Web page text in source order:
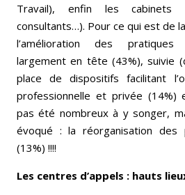
Travail), enfin les cabinets
consultants…). Pour ce qui est de
l’amélioration des pratiques
largement en tête (43%), suivie
place de dispositifs facilitant
professionnelle et privée (14%)
pas été nombreux à y songer,
évoqué : la réorganisation des
(13%) !!!!
Les centres d’appels : hauts